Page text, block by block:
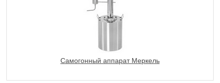
Самогонный аппарат Меркель